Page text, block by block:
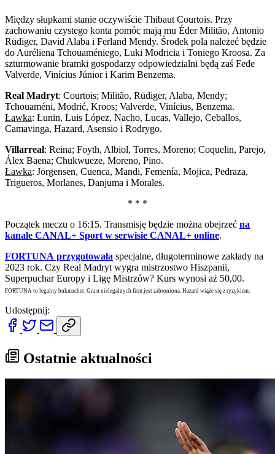
Między słupkami stanie oczywiście Thibaut Courtois. Przy
zachowaniu czystego konta pomóc mają mu Éder Militão, Antonio
Rüdiger, David Alaba i Ferland Mendy. Środek pola należeć będzie
do Auréliena Tchouaméniego, Luki Modricia i Toniego Kroosa. Za
szturmowanie bramki gospodarzy odpowiedzialni będą zaś Fede
Valverde, Vinícius Júnior i Karim Benzema.
Real Madryt: Courtois; Militão, Rüdiger, Alaba, Mendy;
Tchouaméni, Modrić, Kroos; Valverde, Vinícius, Benzema.
Ławka: Łunin, Luis López, Nacho, Lucas, Vallejo, Ceballos,
Camavinga, Hazard, Asensio i Rodrygo.
Villarreal: Reina; Foyth, Albiol, Torres, Moreno; Coquelin, Parejo,
Álex Baena; Chukwueze, Moreno, Pino.
Ławka: Jörgensen, Cuenca, Mandi, Femenía, Mojica, Pedraza,
Trigueros, Morlanes, Danjuma i Morales.
* * *
Początek meczu o 16:15. Transmisję będzie można obejrzeć na
kanale CANAL+ Sport w serwisie CANAL+ online.
FORTUNA przygotowała specjalne, długoterminowe zakłady na
2023 rok. Czy Real Madryt wygra mistrzostwo Hiszpanii,
Superpuchar Europy i Ligę Mistrzów? Kurs wynosi aż 50,00.
FORTUNA to legalny bukmacher. Gra u nielegalnych firm jest zabroniona. Hazard wiąże się z ryzykiem.
Udostępnij:
Ostatnie aktualności